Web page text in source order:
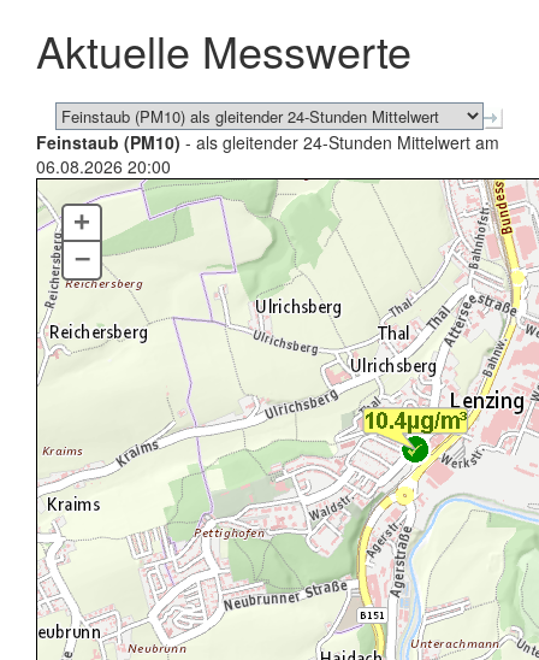
schließen
Aktuelle Messwerte
Feinstaub (PM10) - als gleitender 24-Stunden Mittelwert am
06.08.2026 20:00
+
–